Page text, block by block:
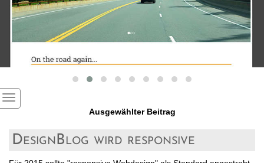
Ausgewählter Beitrag
DesignBlog wird responsive